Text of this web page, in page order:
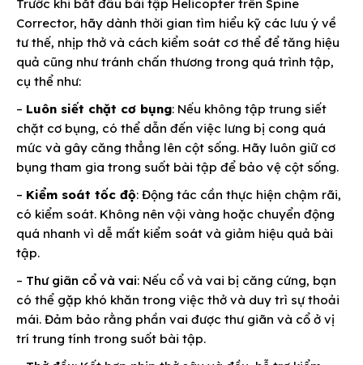
Trước khi bắt đầu bài tập Helicopter trên Spine
Corrector, hãy dành thời gian tìm hiểu kỹ các lưu ý về
tư thế, nhịp thở và cách kiểm soát cơ thể để tăng hiệu
quả cũng như tránh chấn thương trong quá trình tập,
cụ thể như:
– Luôn siết chặt cơ bụng: Nếu không tập trung siết
chặt cơ bụng, có thể dẫn đến việc lưng bị cong quá
mức và gây căng thẳng lên cột sống. Hãy luôn giữ cơ
bụng tham gia trong suốt bài tập để bảo vệ cột sống.
– Kiểm soát tốc độ: Động tác cần thực hiện chậm rãi,
có kiểm soát. Không nên vội vàng hoặc chuyển động
quá nhanh vì dễ mất kiểm soát và giảm hiệu quả bài
tập.
– Thư giãn cổ và vai: Nếu cổ và vai bị căng cứng, bạn
có thể gặp khó khăn trong việc thở và duy trì sự thoải
mái. Đảm bảo rằng phần vai được thư giãn và cổ ở vị
trí trung tính trong suốt bài tập.